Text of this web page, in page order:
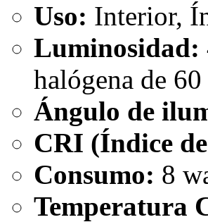
Uso: Interior,
Luminosidad:
halógena de
Ángulo de
CRI (Índice
Consumo: 8
Temperatura